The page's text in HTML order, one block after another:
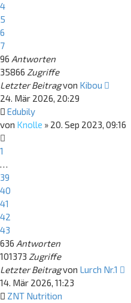
4
5
6
7
96 Antworten
35866 Zugriffe
Letzter Beitragvon Kibou
24. Mär 2026, 20:29
Edubily
von Knolle » 20. Sep 2023, 09:16
1
…
39
40
41
42
43
636 Antworten
101373 Zugriffe
Letzter Beitragvon Lurch Nr.1
14. Mär 2026, 11:23
ZNT Nutrition